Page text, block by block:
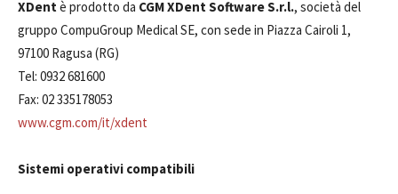
XDent è prodotto da CGM XDent Software S.r.l., società del
gruppo CompuGroup Medical SE, con sede in Piazza Cairoli 1,
97100 Ragusa (RG)
Tel: 0932 681600
Fax: 02 335178053
www.cgm.com/it/xdent
Sistemi operativi compatibili